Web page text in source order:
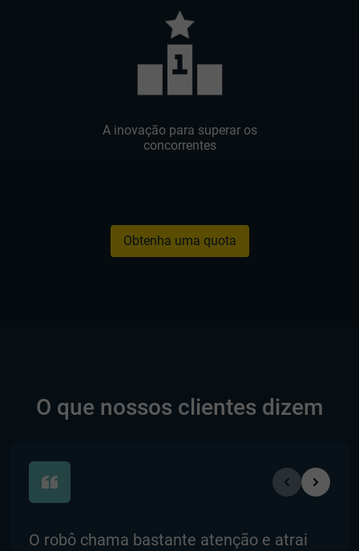
A inovação para superar os
concorrentes
Obtenha uma quota
O que nossos clientes dizem
O robô chama bastante atenção e atrai